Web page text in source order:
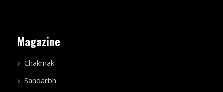
Magazine
Chakmak
Sandarbh